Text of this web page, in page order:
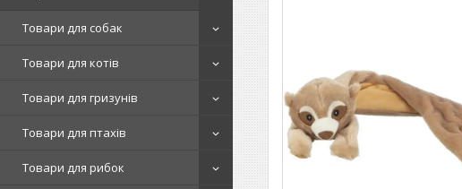
Товари для собак
Товари для котів
Товари для гризунів
Товари для птахів
Товари для рибок